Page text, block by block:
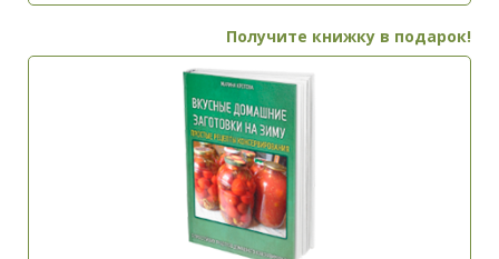
Получите книжку в подарок!